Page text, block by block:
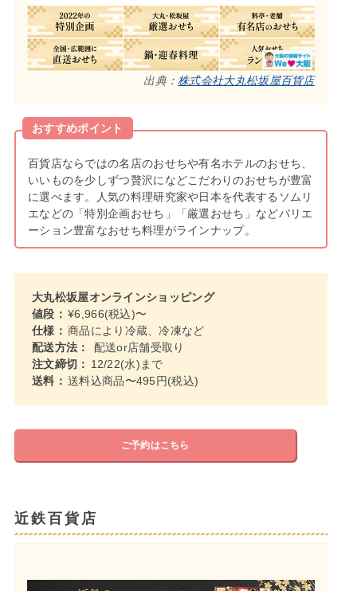
出典：株式会社大丸松坂屋百貨店
おすすめポイント
百貨店ならではの名店のおせちや有名ホテルのおせち、
いいものを少しずつ贅沢になどこだわりのおせちが豊富
に選べます。人気の料理研究家や日本を代表するソムリ
エなどの「特別企画おせち」「厳選おせち」などバリエ
ーション豊富なおせち料理がラインナップ。
大丸松坂屋オンラインショッピング
値段： ¥6,966(税込)〜
仕様： 商品により冷蔵、冷凍など
配送方法：
配送or店舗受取り
注文締切： 12/22(水)まで
送料： 送料込商品〜495円(税込)
ご予約はこちら
近鉄百貨店